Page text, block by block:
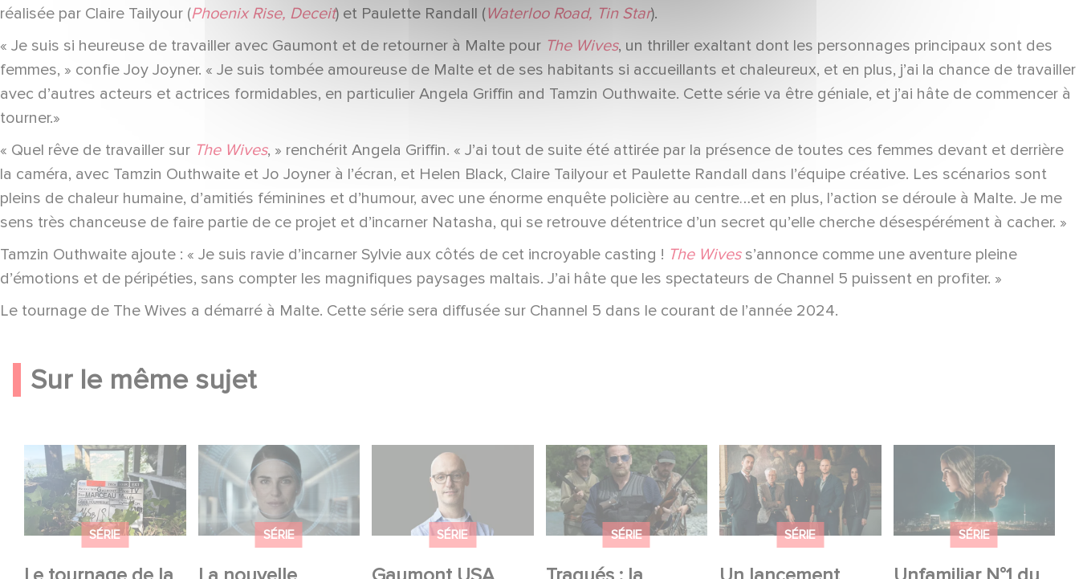
réalisée par Claire Tailyour (Phoenix Rise, Deceit) et Paulette Randall (Waterloo Road, Tin Star).
« Je suis si heureuse de travailler avec Gaumont et de retourner à Malte pour The Wives, un thriller exaltant dont les personnages principaux sont des
femmes, » confie Joy Joyner. « Je suis tombée amoureuse de Malte et de ses habitants si accueillants et chaleureux, et en plus, j’ai la chance de travailler
avec d’autres acteurs et actrices formidables, en particulier Angela Griffin and Tamzin Outhwaite. Cette série va être géniale, et j’ai hâte de commencer à
tourner.»
« Quel rêve de travailler sur The Wives, » renchérit Angela Griffin. « J’ai tout de suite été attirée par la présence de toutes ces femmes devant et derrière
la caméra, avec Tamzin Outhwaite et Jo Joyner à l’écran, et Helen Black, Claire Tailyour et Paulette Randall dans l’équipe créative. Les scénarios sont
pleins de chaleur humaine, d’amitiés féminines et d’humour, avec une énorme enquête policière au centre…et en plus, l’action se déroule à Malte. Je me
sens très chanceuse de faire partie de ce projet et d’incarner Natasha, qui se retrouve détentrice d’un secret qu’elle cherche désespérément à cacher. »
Tamzin Outhwaite ajoute : « Je suis ravie d’incarner Sylvie aux côtés de cet incroyable casting ! The Wivess’annonce comme une aventure pleine
d’émotions et de péripéties, sans compter les magnifiques paysages maltais. J’ai hâte que les spectateurs de Channel 5 puissent en profiter. »
Le tournage de The Wives a démarré à Malte. Cette série sera diffusée sur Channel 5 dans le courant de l’année 2024.
Sur le même sujet
SÉRIE
Le tournage de la
mini-série Le Roman
de Marceau Miller a
débuté
SÉRIE
La nouvelle
production Gaumont
USA : « Futuro
Desierto »
SÉRIE
Gaumont USA
acquiert OPUS, une
enquête sur la chute
de Banco Popular
SÉRIE
Traqués : la nouvelle
série thriller avec
Benoît Magimel et
Mélanie Laurent
SÉRIE
Un lancement
fracassant pour la
saison 9 de « L’Art du
crime »
SÉRIE
Unfamiliar N°1 du Top
10 Netflix des séries
non anglophones !